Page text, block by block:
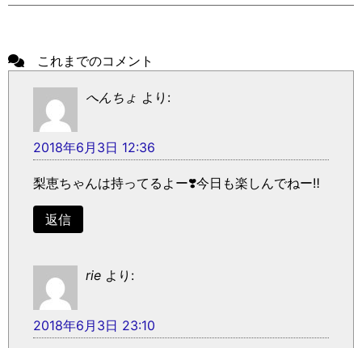
これまでのコメント
へんちょ より:
2018年6月3日 12:36
梨恵ちゃんは持ってるよー❣️今日も楽しんでねー‼️
返信
rie より:
2018年6月3日 23:10